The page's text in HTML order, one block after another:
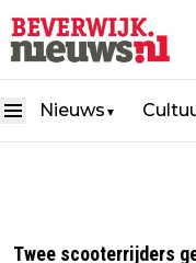
Nieuws ▼
Twee scooterrijders